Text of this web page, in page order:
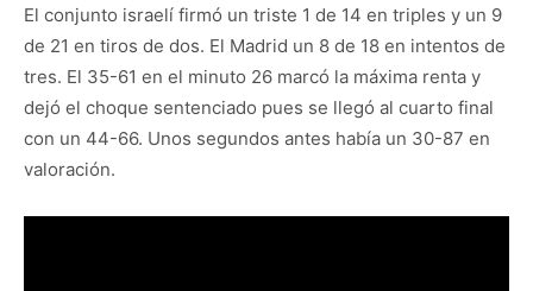
El conjunto israelí firmó un triste 1 de 14 en triples y un 9
de 21 en tiros de dos. El Madrid un 8 de 18 en intentos de
tres. El 35-61 en el minuto 26 marcó la máxima renta y
dejó el choque sentenciado pues se llegó al cuarto final
con un 44-66. Unos segundos antes había un 30-87 en
valoración.